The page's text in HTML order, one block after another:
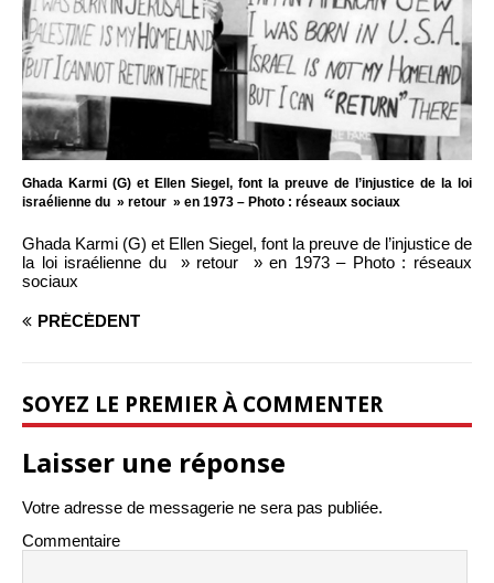
Ghada Karmi (G) et Ellen Siegel, font la preuve de l’injustice de la loi
israélienne du » retour » en 1973 – Photo : réseaux sociaux
Ghada Karmi (G) et Ellen Siegel, font la preuve de l’injustice de
la loi israélienne du » retour » en 1973 – Photo : réseaux
sociaux
PRÉCÉDENT
SOYEZ LE PREMIER À COMMENTER
Laisser une réponse
Votre adresse de messagerie ne sera pas publiée.
Commentaire